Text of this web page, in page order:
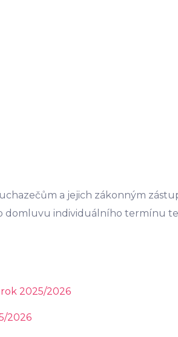
a jejich zákonným
domluvu individuálního termínu
2025/2026
2026